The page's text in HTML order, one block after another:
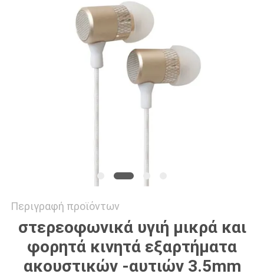
Περιγραφή προϊόντων
στερεοφωνικά υγιή μικρά και
φορητά κινητά εξαρτήματα
ακουστικών -αυτιών 3.5mm